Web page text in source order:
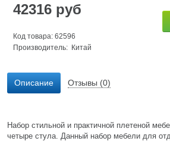
42316 руб
Код товара: 62596
Производитель: Китай
Описание Отзывы (0)
Набор стильной и практичной плетеной
четыре стула. Данный набор мебели для